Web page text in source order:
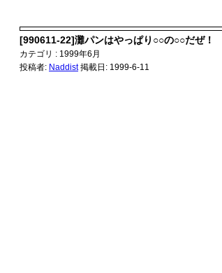
[990611-22]灘パンはやっぱり○○の○○だぜ！
カテゴリ : 1999年6月
投稿者: Naddist掲載日: 1999-6-11